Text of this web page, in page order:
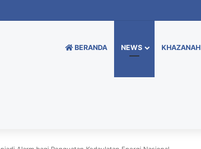
BERANDA NEWS KHAZANAH